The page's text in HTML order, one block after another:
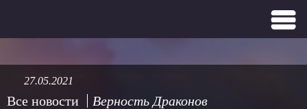
Все новости Верность Драконов
27.05.2021